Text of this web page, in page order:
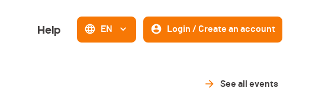
Help EN Login / Create an account
See all events